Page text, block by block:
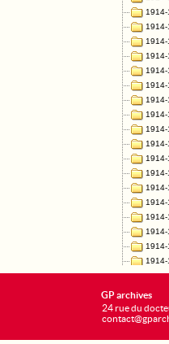
GP archives
24 rue du